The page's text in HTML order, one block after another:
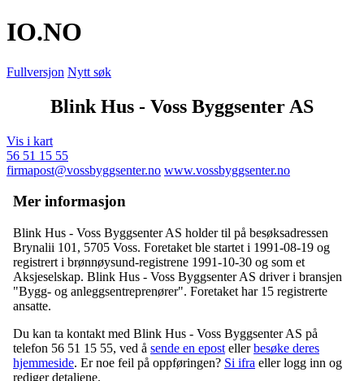
IO.NO
Fullversjon Nytt søk
Blink Hus - Voss Byggsenter AS
Vis i kart
56 51 15 55
firmapost@vossbyggsenter.no www.vossbyggsenter.no
Mer informasjon
Blink Hus - Voss Byggsenter AS holder til på besøksadressen
Brynalii 101 , 5705 Voss. Foretaket ble startet i 1991-08-19 og
registrert i brønnøysund-registrene 1991-10-30 og som et
Aksjeselskap. Blink Hus - Voss Byggsenter AS driver i bransjen
"Bygg- og anleggsentreprenører". Foretaket har 15 registrerte
ansatte.
Du kan ta kontakt med Blink Hus - Voss Byggsenter AS på
telefon 56 51 15 55, ved å sende en epost ellerbesøke deres
hjemmeside. Er noe feil på oppføringen? Si ifra eller logg inn og
rediger detaljene.